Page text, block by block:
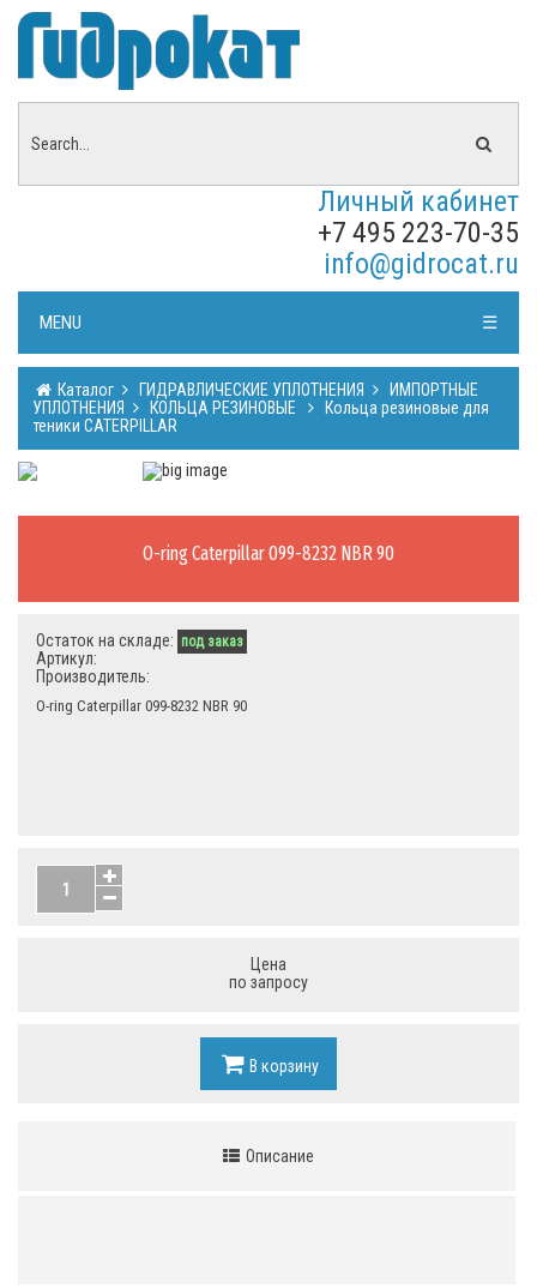
Личный кабинет
+7 495 223-70-35
info@gidrocat.ru
MENU ☰
Каталог ГИДРАВЛИЧЕСКИЕ УПЛОТНЕНИЯ
ИМПОРТНЫЕ
УПЛОТНЕНИЯ
КОЛЬЦА РЕЗИНОВЫЕ
Кольца резиновые для
теники CATERPILLAR
O-ring Caterpillar 099-8232 NBR 90
Остаток на складе: под заказ
Артикул:
Производитель:
O-ring Caterpillar 099-8232 NBR 90
Цена
по запросу
В корзину
Описание